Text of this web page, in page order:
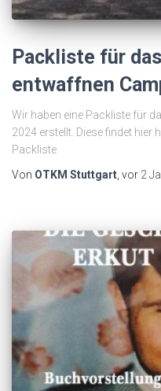
Packliste für
entwaffnen
Wir haben eine Packliste für
2024 erstellt. Diese findet hier
Packliste
Von OTKM Stuttgart, vor 2